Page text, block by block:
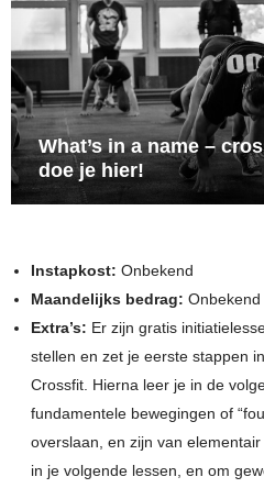
What’s in a name –
doe je hier!
Instapkost: Onbekend
Maandelijks bedrag: Onbekend
Extra’s: Er zijn gratis
stellen en zet je eerste stappen
Crossfit. Hierna leer je in de
fundamentele bewegingen of
overslaan, en zijn van
in je volgende lessen, en om